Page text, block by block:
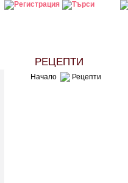
РЕЦЕПТИ
Начало Рецепти